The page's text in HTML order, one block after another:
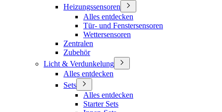
Heizungssensoren
Alles entdecken
Tür- und Fenstersensoren
Wettersensoren
Zentralen
Zubehör
Licht & Verdunkelung
Alles entdecken
Sets
Alles entdecken
Starter Sets